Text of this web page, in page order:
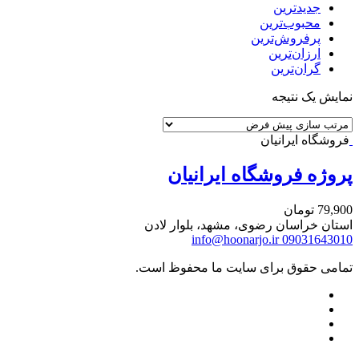
جدیدترین
محبوب‌ترین
پرفروش‌ترین
ارزان‌ترین
گران‌ترین
نمایش یک نتیجه
فروشگاه ایرانیان
پروژه فروشگاه ایرانیان
79,900 تومان
استان خراسان رضوی، مشهد، بلوار لادن
09031643010
info@hoonarjo.ir
تمامی حقوق برای سایت ما محفوظ است.